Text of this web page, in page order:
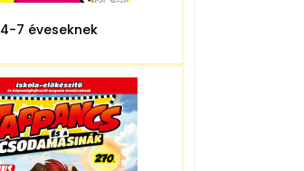
4-7 éveseknek